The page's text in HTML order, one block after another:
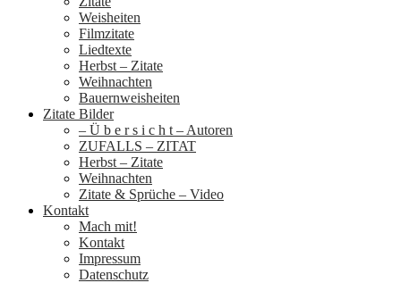
Weisheiten
Filmzitate
Liedtexte
Herbst – Zitate
Weihnachten
Bauernweisheiten
Zitate Bilder
– Ü b e r s i c h t – Autoren
ZUFALLS – ZITAT
Herbst – Zitate
Weihnachten
Zitate & Sprüche – Video
Kontakt
Mach mit!
Kontakt
Impressum
Datenschutz